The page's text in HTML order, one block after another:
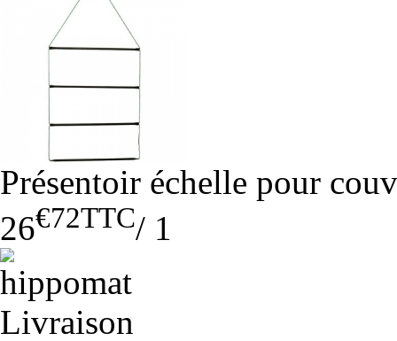
Présentoir échelle pour
26€72TTC/ 1